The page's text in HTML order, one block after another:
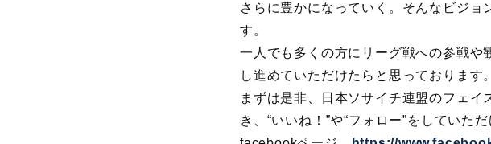
さらに豊かになっていく。そんなビジ
す。
一人でも多くの方にリーグ戦への参戦や
し進めていただけたらと思っております。
まずは是非、日本ソサイチ連盟のフェ
き、“いいね！”や“フォロー”をしていた